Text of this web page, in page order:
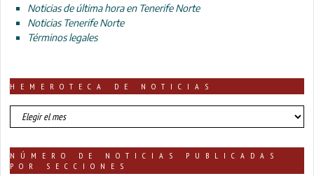
Noticias de última hora en Tenerife Norte
Noticias Tenerife Norte
Términos legales
HEMEROTECA DE NOTICIAS
HEMEROTECA
DE
NÚMERO DE NOTICIAS PUBLICADAS
POR SECCIONES